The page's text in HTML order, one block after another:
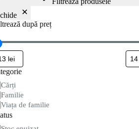
după preț
Cărți
Familie
Viața de familie